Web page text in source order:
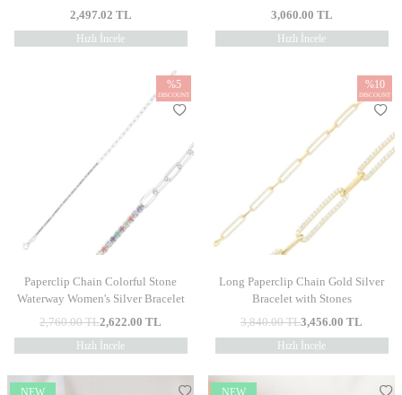
2,497.02 TL
Hızlı İncele
3,060.00 TL
Hızlı İncele
%5
DISCOUNT
Paperclip Chain Colorful Stone
Waterway Women's Silver Bracelet
2,760.00TL2,622.00 TL
Hızlı İncele
%10
DISCOUNT
Long Paperclip Chain Gold Silver
Bracelet with Stones
3,840.00TL3,456.00 TL
Hızlı İncele